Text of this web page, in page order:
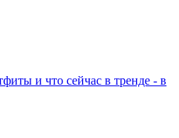
и что сейчас в тренде - в